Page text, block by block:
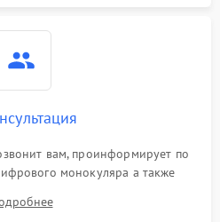
вам, проинформирует по
монокуляра а также